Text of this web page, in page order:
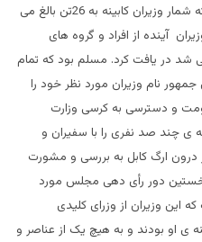
آنان اعضای کابینه را بر گزیند. در حالی که شمار وزیران کابینه به 26تن بالغ می
آینده از افراد و گروه های
در یافت کرد. مسلم بود که تمام
نام وزیران مورد نظر خود را
و دسترسی به کرسی وزارت
ی چند صد نفری را با سفیران و
درون ارگ کابل به بررسی و مشورت
دور رأی دهی مجلس مورد
که این وزیران از وزرای کلیدی
ی او بودند و به هیچ یک از عناصر و